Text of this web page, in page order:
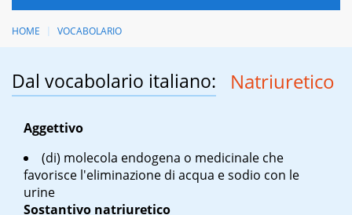
HOME VOCABOLARIO
Dal vocabolario italiano: Natriuretico
Aggettivo
(di) molecola endogena o medicinale che
favorisce l'eliminazione di acqua e sodio con le
urine
Sostantivo natriuretico